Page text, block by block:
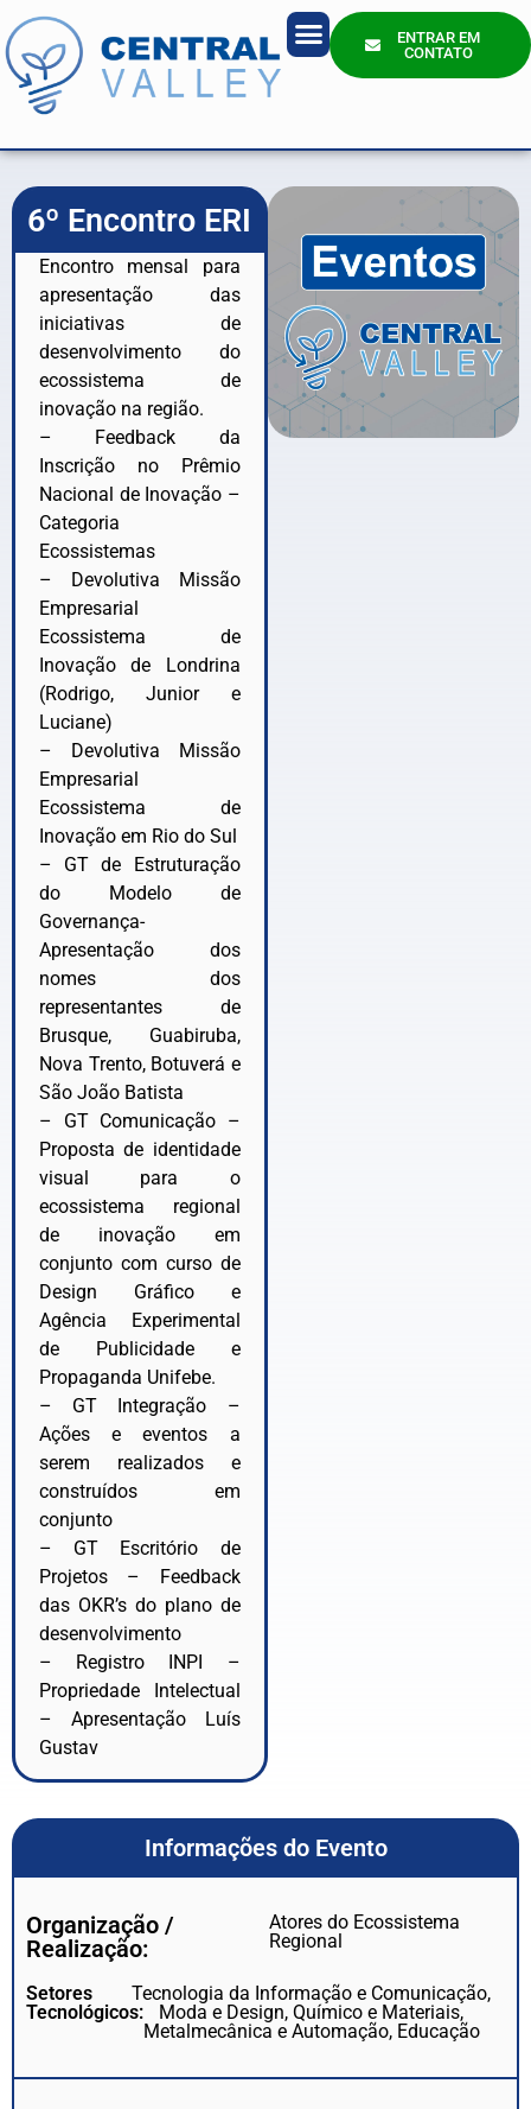
ENTRAR EM
CONTATO
6º Encontro ERI
Encontro mensal para
apresentação das
iniciativas de
desenvolvimento do
ecossistema de
inovação na região.
– Feedback da
Inscrição no Prêmio
Nacional de Inovação –
Categoria
Ecossistemas
– Devolutiva Missão
Empresarial
Ecossistema de
Inovação de Londrina
(Rodrigo, Junior e
Luciane)
– Devolutiva Missão
Empresarial
Ecossistema de
Inovação em Rio do Sul
– GT de Estruturação
do Modelo de
Governança-
Apresentação dos
nomes dos
representantes de
Brusque, Guabiruba,
Nova Trento, Botuverá e
São João Batista
– GT Comunicação –
Proposta de identidade
visual para o
ecossistema regional
de inovação em
conjunto com curso de
Design Gráfico e
Agência Experimental
de Publicidade e
Propaganda Unifebe.
– GT Integração –
Ações e eventos a
serem realizados e
construídos em
conjunto
– GT Escritório de
Projetos – Feedback
das OKR’s do plano de
desenvolvimento
– Registro INPI –
Propriedade Intelectual
– Apresentação Luís
Gustav
Informações do Evento
Organização /
Realização:
Atores do Ecossistema
Regional
Setores
Tecnológicos:
Tecnologia da Informação e Comunicação,
Moda e Design, Químico e Materiais,
Metalmecânica e Automação, Educação